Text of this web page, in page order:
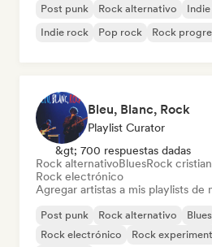
Post punk Rock alternativo
Indie rock
Pop rock Rock
Bleu, Blanc, Rock
Playlist Curator
&gt; 700 respuestas dadas
Rock alternativoBluesRock
Rock electrónico
Agregar artistas a mis playlists de
Post punk Rock alternativo Blues
Rock electrónico
Rock